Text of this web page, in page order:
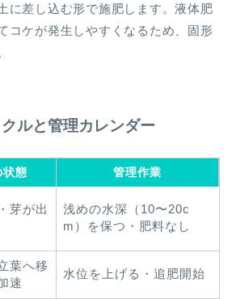
に差し込む形で施肥します。液体肥
コケが発生しやすくなるため、固形
ルと管理カレンダー
状態 管理作業
芽が出
浅めの水深（10〜20c
m）を保つ・肥料なし
葉へ移
速
水位を上げる・追肥開始